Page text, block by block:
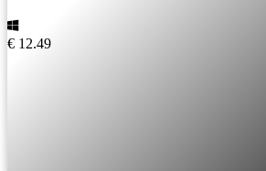
€ 12.49